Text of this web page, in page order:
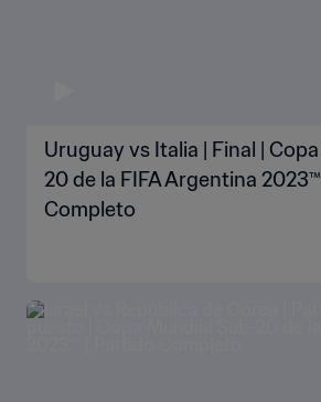
Uruguay vs Italia | Final |
20 de la FIFA Argentina
Completo